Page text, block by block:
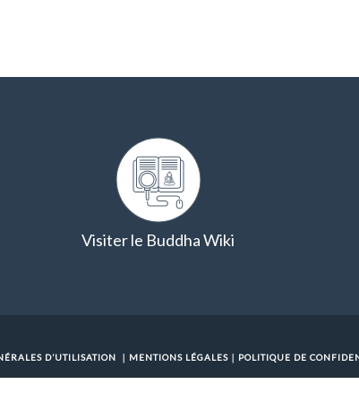
Visiter le Buddha Wiki
D’UTILISATION ｜ MENTIONS LÉGALES｜ POLITIQUE DE